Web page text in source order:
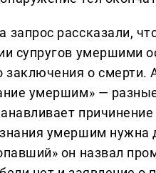
запрос рассказали,
супругов умершими
заключения о
умершим» —
умершим
он назвал